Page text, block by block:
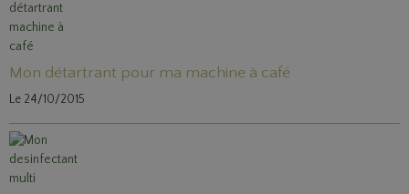
Mon détartrant pour ma machine à café
Le 24/10/2015